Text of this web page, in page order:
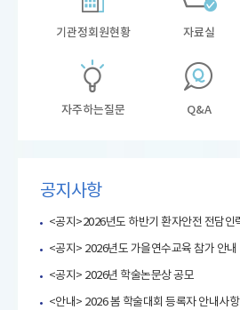
기관정회원현황 자료실
자주하는질문 Q&A
공지사항
<공지> 2026년도 가을연수교육 참가 안내
<공지> 2026년 학술논문상 공모
<안내> 2026 봄 학술대회 등록자 안내사항